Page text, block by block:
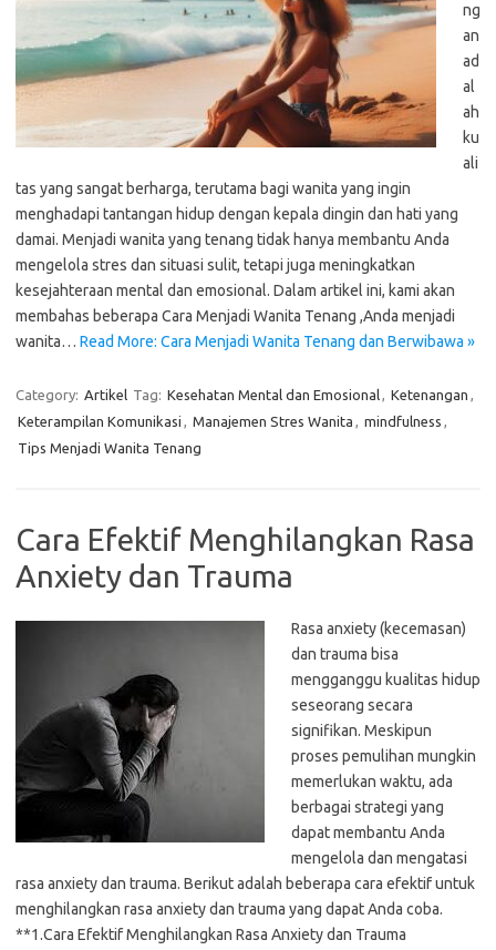
ng
an
ad
al
ah
ku
ali
tas yang sangat berharga, terutama bagi wanita yang ingin
menghadapi tantangan hidup dengan kepala dingin dan hati yang
damai. Menjadi wanita yang tenang tidak hanya membantu Anda
mengelola stres dan situasi sulit, tetapi juga meningkatkan
kesejahteraan mental dan emosional. Dalam artikel ini, kami akan
membahas beberapa Cara Menjadi Wanita Tenang ,Anda menjadi
wanita… Read More: Cara Menjadi Wanita Tenang dan Berwibawa »
Category: Artikel Tag: Kesehatan Mental dan Emosional, Ketenangan ,
Keterampilan Komunikasi , Manajemen Stres Wanita , mindfulness ,
Tips Menjadi Wanita Tenang
Cara Efektif Menghilangkan Rasa
Anxiety dan Trauma
Rasa anxiety (kecemasan)
dan trauma bisa
mengganggu kualitas hidup
seseorang secara
signifikan. Meskipun
proses pemulihan mungkin
memerlukan waktu, ada
berbagai strategi yang
dapat membantu Anda
mengelola dan mengatasi
rasa anxiety dan trauma. Berikut adalah beberapa cara efektif untuk
menghilangkan rasa anxiety dan trauma yang dapat Anda coba.
**1.Cara Efektif Menghilangkan Rasa Anxiety dan Trauma